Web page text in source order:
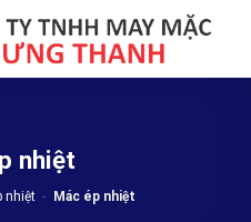
nhiệt
nhiệt - Mác ép nhiệt